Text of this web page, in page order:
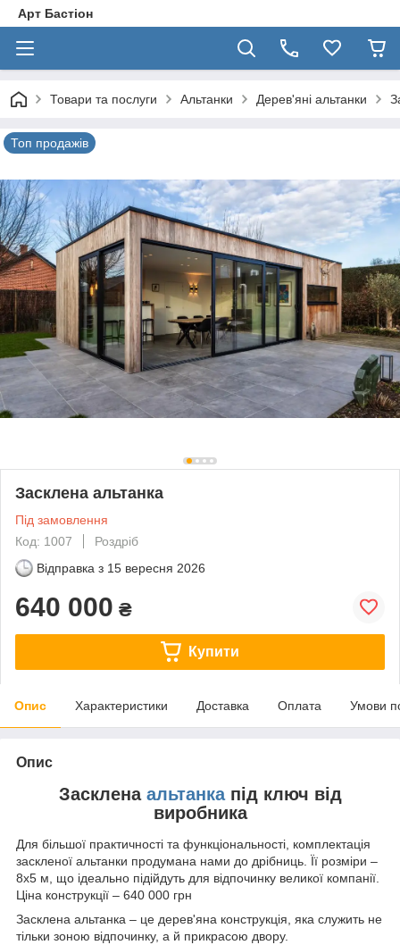
Арт Бастіон
Товари та послуги Альтанки Дерев'яні альтанки
Топ продажів
Засклена альтанка
Під замовлення
Код: 1007
Роздріб
Відправка з 15 вересня 2026
640 000 ₴
Купити
Опис Характеристики Доставка Оплата Умови
Опис
Засклена альтанкапід ключ від
виробника
Для більшої практичності та функціональності, комплектація
заскленої альтанки продумана нами до дрібниць. Її розміри –
8х5 м, що ідеально підійдуть для відпочинку великої компанії.
Ціна конструкції – 640 000 грн
Засклена альтанка – це дерев'яна конструкція, яка служить не
тільки зоною відпочинку, а й прикрасою двору.